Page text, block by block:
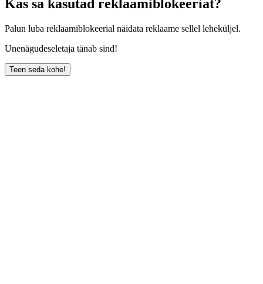
Kas sa kasutad reklaamiblokeeriat?
Palun luba reklaamiblokeerial näidata reklaame sellel leheküljel.
Unenägudeseletaja tänab sind!
Teen seda kohe!